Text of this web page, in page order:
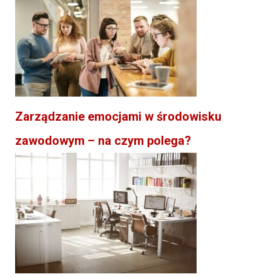
Zarządzanie emocjami w środowisku
zawodowym – na czym polega?